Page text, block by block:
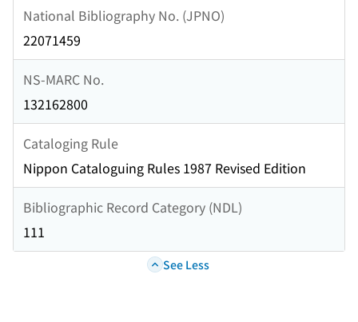
National Bibliography No. (JPNO)
22071459
NS-MARC No.
132162800
Cataloging Rule
Nippon Cataloguing Rules 1987 Revised Edition
Bibliographic Record Category (NDL)
111
See Less